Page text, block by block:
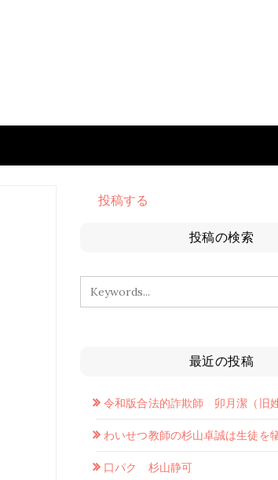
投稿する
投稿の検索
最近の投稿
令和版合法的詐欺師 卯月潔（旧姓
わいせつ教師の杉山卓誠は生徒を
口パク 杉山静可